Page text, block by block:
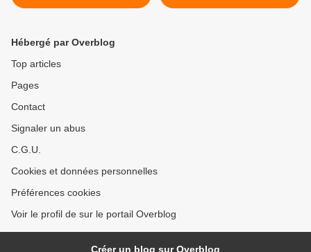
d’étude vendredi 8
Castelnaudary >
Hébergé par Overblog
Top articles
Pages
Contact
Signaler un abus
C.G.U.
Cookies et données personnelles
Préférences cookies
Voir le profil de sur le portail Overblog
Créer un blog sur Overblog